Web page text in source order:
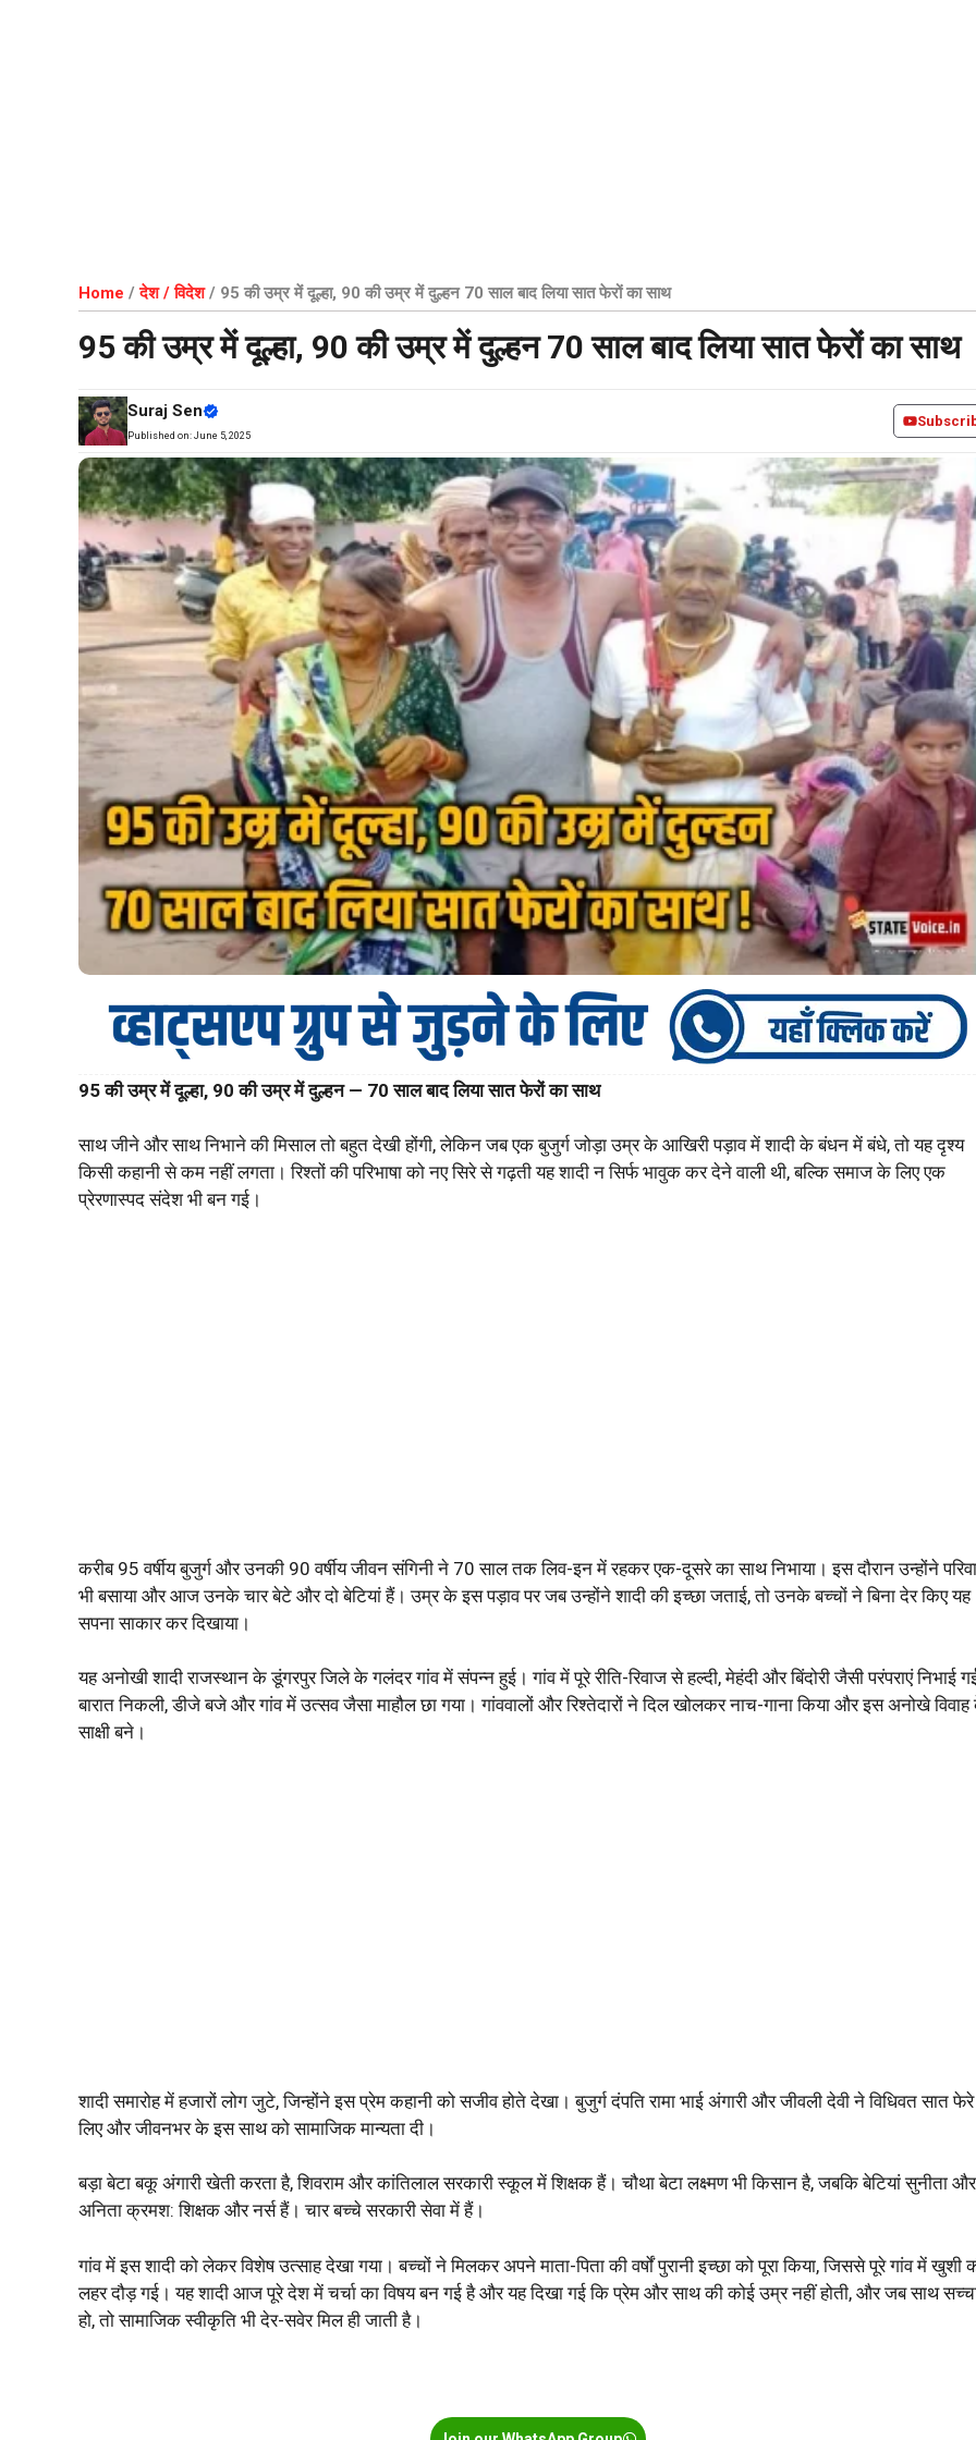
Home /देश / विदेश/ 95 की उम्र में दूल्हा, 90 की उम्र में दुल्हन 70 साल बाद लिया सात फेरों का साथ
95 की उम्र में दूल्हा, 90 की उम्र में दुल्हन 70 साल बाद लिया सात फेरों का साथ
Suraj Sen
Published on: June 5, 2025
95 की उम्र में दूल्हा, 90 की उम्र में दुल्हन — 70 साल बाद लिया सात फेरों का साथ
साथ जीने और साथ निभाने की मिसाल तो बहुत देखी होंगी, लेकिन जब एक बुजुर्ग जोड़ा उम्र के आखिरी पड़ाव में शादी के बंधन में बंधे, तो यह दृश्य
किसी कहानी से कम नहीं लगता। रिश्तों की परिभाषा को नए सिरे से गढ़ती यह शादी न सिर्फ भावुक कर देने वाली थी, बल्कि समाज के लिए एक
प्रेरणास्पद संदेश भी बन गई।
करीब 95 वर्षीय बुजुर्ग और उनकी 90 वर्षीय जीवन संगिनी ने 70 साल तक लिव-इन में रहकर एक-दूसरे का साथ निभाया। इस दौरान उन्होंने
भी बसाया और आज उनके चार बेटे और दो बेटियां हैं। उम्र के इस पड़ाव पर जब उन्होंने शादी की इच्छा जताई, तो उनके बच्चों ने बिना देर किए यह
सपना साकार कर दिखाया।
यह अनोखी शादी राजस्थान के डूंगरपुर जिले के गलंदर गांव में संपन्न हुई। गांव में पूरे रीति-रिवाज से हल्दी, मेहंदी और बिंदोरी जैसी परंपराएं निभाई
बारात निकली, डीजे बजे और गांव में उत्सव जैसा माहौल छा गया। गांववालों और रिश्तेदारों ने दिल खोलकर नाच-गाना किया और इस अनोखे
साक्षी बने।
शादी समारोह में हजारों लोग जुटे, जिन्होंने इस प्रेम कहानी को सजीव होते देखा। बुजुर्ग दंपति रामा भाई अंगारी और जीवली देवी ने विधिवत सात फेरे
लिए और जीवनभर के इस साथ को सामाजिक मान्यता दी।
बड़ा बेटा बकू अंगारी खेती करता है, शिवराम और कांतिलाल सरकारी स्कूल में शिक्षक हैं। चौथा बेटा लक्ष्मण भी किसान है, जबकि बेटियां सुनीता और
अनिता क्रमश: शिक्षक और नर्स हैं। चार बच्चे सरकारी सेवा में हैं।
गांव में इस शादी को लेकर विशेष उत्साह देखा गया। बच्चों ने मिलकर अपने माता-पिता की वर्षों पुरानी इच्छा को पूरा किया, जिससे पूरे गांव में खुशी
लहर दौड़ गई। यह शादी आज पूरे देश में चर्चा का विषय बन गई है और यह दिखा गई कि प्रेम और साथ की कोई उम्र नहीं होती, और जब साथ
हो, तो सामाजिक स्वीकृति भी देर-सवेर मिल ही जाती है।